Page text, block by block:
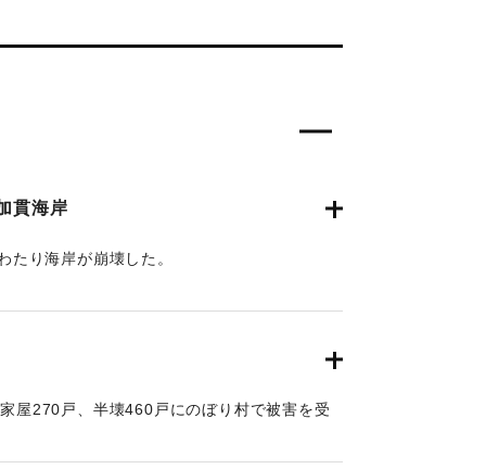
貫海岸
り海岸が崩壊した。
屋270戸、半壊460戸にのぼり村で被害を受